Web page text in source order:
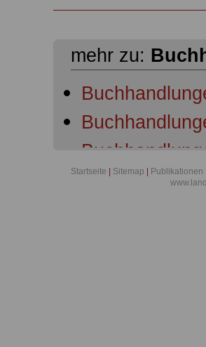
mehr zu:
Startseite Sitemap Publikationen